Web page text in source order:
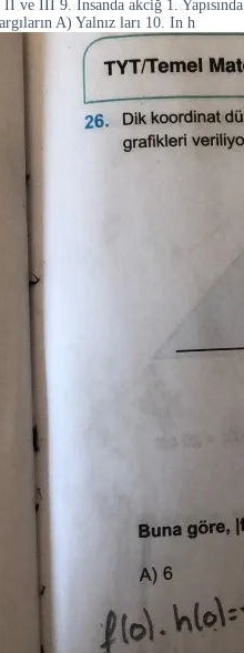
ve III 9. İnsanda akciğ 1. Yapısında
A) Yalnız ları 10. In h